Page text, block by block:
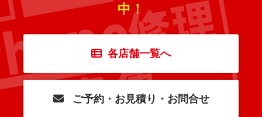
中！
各店舗一覧へ
ご予約・お見積り・お問合せ